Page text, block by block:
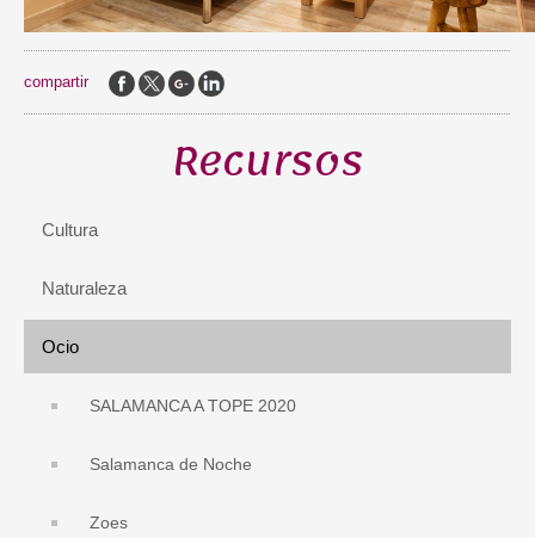
compartir
Recursos
Cultura
Naturaleza
Ocio
SALAMANCA A TOPE 2020
Salamanca de Noche
Zoes